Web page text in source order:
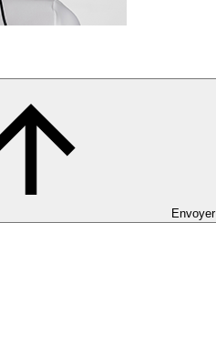
Envoyer